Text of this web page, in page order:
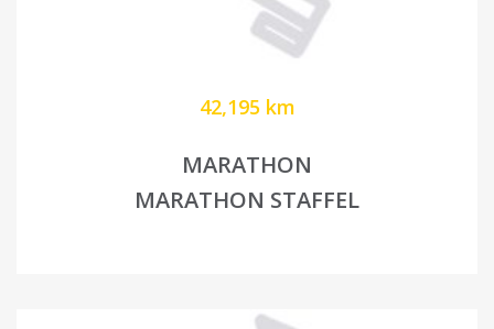
42,195 km
MARATHON
MARATHON STAFFEL